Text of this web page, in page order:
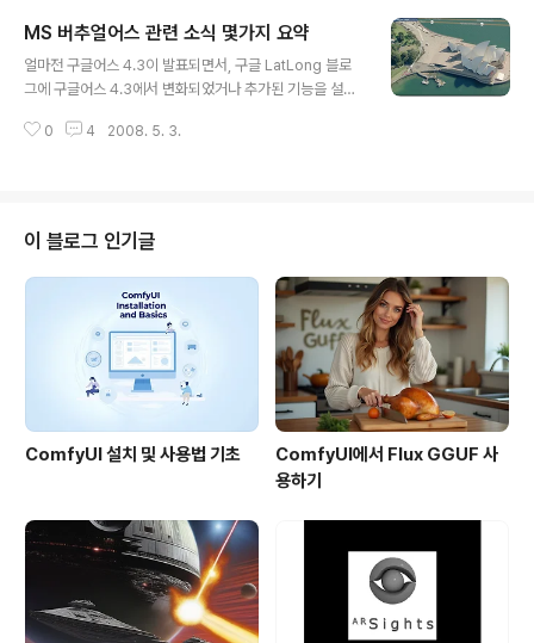
와 성운을 보는 다양한 방식으로 보는 모습 등을 보여줬으
며, 전문가나 일반인, 어린이까지 자신이 가진 지식을 이용
해 설명을 추가함으로써 '가이디드 투어(안내여행)'를 만들
이중에서 '엑스레이와 발열'이라 함은... 아마도 엑스레이
MS 버추얼어스 관련 소식 몇가지 요약
얼마전 구글어스 4.3이 발표되면서, 구글 LatLong 블로
그에 구글어스 4.3에서 변화되었거나 추가된 기능을 설명
고요. 그러다보니, 제 블로그에서도 상대적으로 열세에 처
소식을 정리해 보도록 하겠습니다. 인디아나 존스 : 수정 해
골 왕국편(4/17) : 아래 그림은 버추얼어스의 인공위성영
상 대신, 라스터 이미지를 덧씌워서 인디아나 존스 4편속
에 등장하는 장소를 나타낸 지도입니다. 아래 지도를 눌러
보신후 인디아나의 모자 모양 아이콘 위에 마우스를 눌러
보면, 자세한 내용을 보실수 있습..
0 4 2008. 5. 3.
이 블로그 인기글
ComfyUI 설치 및 사용법 기초
ComfyUI에서 Flux GGUF 사
용하기